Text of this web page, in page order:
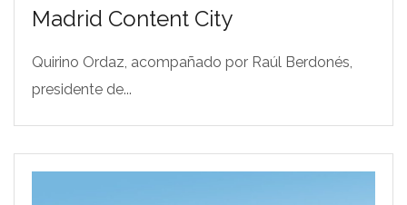
Madrid Content City
Quirino Ordaz, acompañado por Raúl Berdonés,
presidente de...